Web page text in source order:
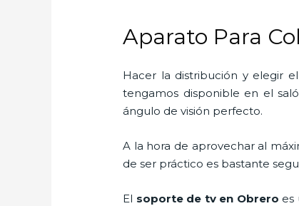
Aparato Para
Hacer la distribución y elegir
tengamos disponible en el
ángulo de visión perfecto.
A la hora de aprovechar al
de ser práctico es bastante
El soporte de tv en Obrero es